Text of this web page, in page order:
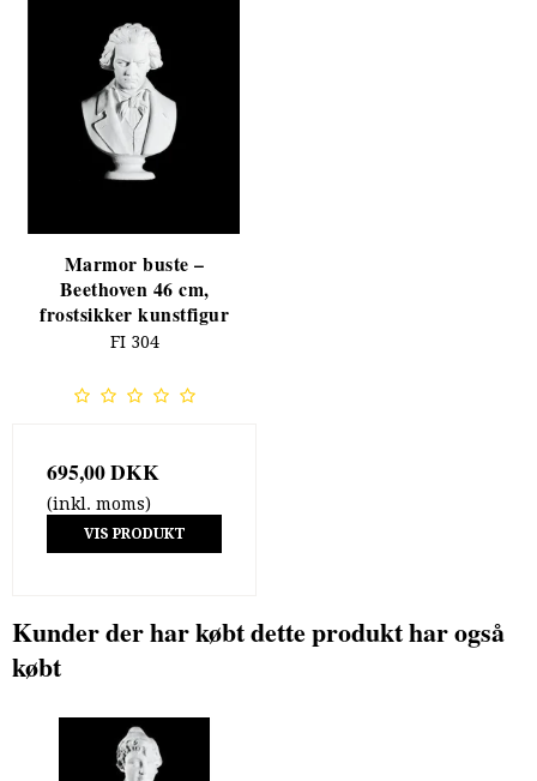
Marmor buste –
Beethoven 46 cm,
frostsikker kunstfigur
FI 304
695,00 DKK
(inkl. moms)
VIS PRODUKT
Kunder der har købt dette produkt har også
købt